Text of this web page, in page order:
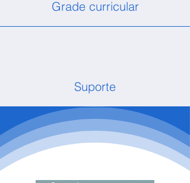
Grade curricular
Suporte